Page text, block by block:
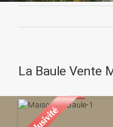
La Baule Vente